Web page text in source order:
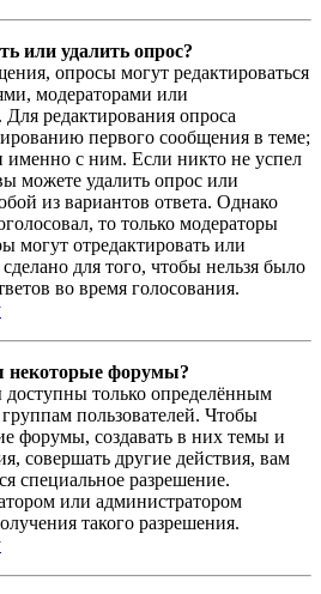
или удалить опрос?
опросы могут редактироваться
модераторами или
редактирования опроса
первого сообщения в теме;
именно с ним. Если никто не успел
можете удалить опрос или
из вариантов ответа. Однако
то только модераторы
могут отредактировать или
для того, чтобы нельзя было
во время голосования.
некоторые форумы?
только определённым
пользователей. Чтобы
форумы, создавать в них темы и
совершать другие действия, вам
специальное разрешение.
или администратором
такого разрешения.